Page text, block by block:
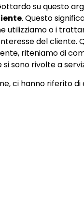
su questo
. Questo
utilizziamo o i
del
riteniamo di
sono rivolte a
ci hanno riferito